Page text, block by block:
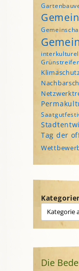
Tag der
Die